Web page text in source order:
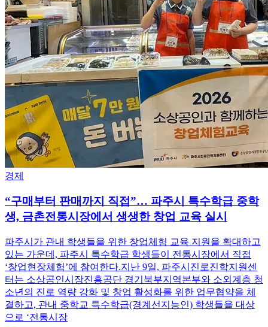
경제
“구매부터 판매까지 직접”… 파주시 특수학급 중학
생, 금촌전통시장에서 생생한 창업 교육 실시
파주시가 관내 학생들을 위한 창업체험 교육 지원을 확대하고
있는 가운데, 파주시 특수학급 학생들이 전통시장에서 직접
‘창업현장체험’에 참여한다.지난 9일, 파주시진로진학지원센
터는 소상공인시장진흥공단 경기북부지역본부와 소외계층 청
소년의 진로 역량 강화 및 창업 활성화를 위한 업무협약을 체
결하고, 관내 중학교 특수학급(경계선지능인) 학생들을 대상
으로 ‘전통시장